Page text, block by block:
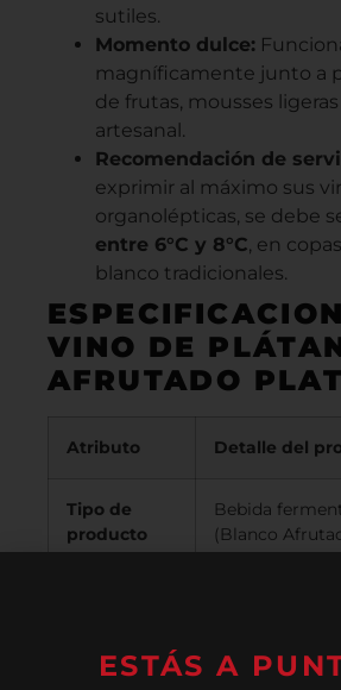
sutiles.
Momento dulce:
magníficamente junto a
de frutas, mousses
artesanal.
Recomendación de
exprimir al máximo sus
organolépticas, se debe
entre 6°C y 8°C , en
blanco tradicionales.
VINO DE
AFRUTADO
Atributo Detalle del
Tipo de
producto
Bebida
(Blanco
Origen Tenerife
, Islas
ESTÁS A